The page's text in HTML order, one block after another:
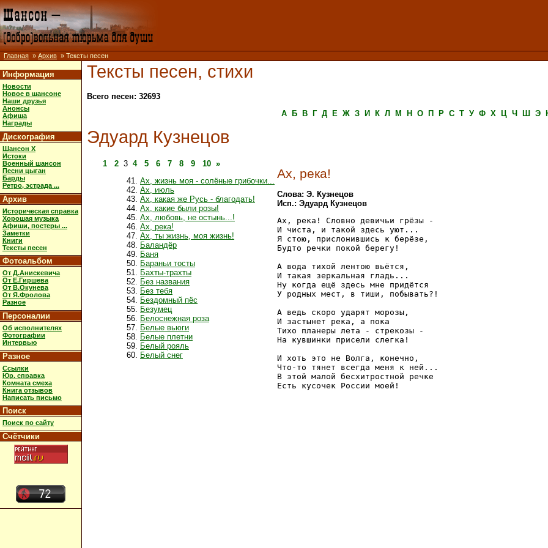
Главная » Архив » Тексты песен
Информация
Новости
Новое в шансоне
Наши друзья
Анонсы
Афиша
Награды
Дискография
Шансон X
Истоки
Военный шансон
Песни цыган
Барды
Ретро, эстрада ...
Архив
Историческая справка
Хорошая музыка
Афиши, постеры ...
Заметки
Книги
Тексты песен
Фотоальбом
От Д.Анискевича
От Е.Гиршева
От В.Окунева
От Я.Фролова
Разное
Персоналии
Об исполнителях
Фотографии
Интервью
Разное
Ссылки
Юр. справка
Комната смеха
Книга отзывов
Написать письмо
Поиск
Поиск по сайту
Счётчики
Тексты песен, стихи
Всего песен: 32693
А
Б В Г Д Е Ж З И К Л М Н О П Р С Т У Ф Х Ц Ч Ш Э
Эдуард Кузнецов
1 2 3 4 5 6 7 8 9 10 »
Ах, жизнь моя - солёные грибочки...
Ах, июль
Ах, какая же Русь - благодать!
Ах, какие были розы!
Ах, любовь, не остынь...!
Ах, река!
Ах, ты жизнь, моя жизнь!
Баландёр
Баня
Бараньи тосты
Бахты-трахты
Без названия
Без тебя
Бездомный пёс
Безумец
Белоснежная роза
Белые вьюги
Белые плетни
Белый рояль
Белый снег
Ах, река!
Слова: Э. Кузнецов
Исп.: Эдуард Кузнецов
Ах, река! Словно девичьи грёзы -
И чиста, и такой здесь уют...
Я стою, прислонившись к берёзе,
Будто речки покой берегу!
А вода тихой лентою вьётся,
И такая зеркальная гладь...
Ну когда ещё здесь мне придётся
У родных мест, в тиши, побывать?!
А ведь скоро ударят морозы,
И застынет река, а пока
Тихо планеры лета - стрекозы -
На кувшинки присели слегка!
И хоть это не Волга, конечно,
Что-то тянет всегда меня к ней...
В этой малой бесхитростной речке